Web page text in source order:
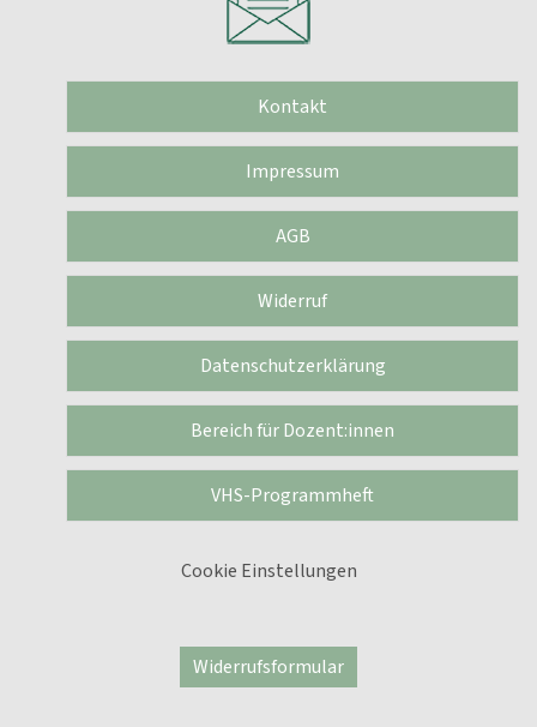
Kontakt
Impressum
AGB
Widerruf
Datenschutzerklärung
Bereich für Dozent:innen
VHS-Programmheft
Cookie Einstellungen
Widerrufsformular